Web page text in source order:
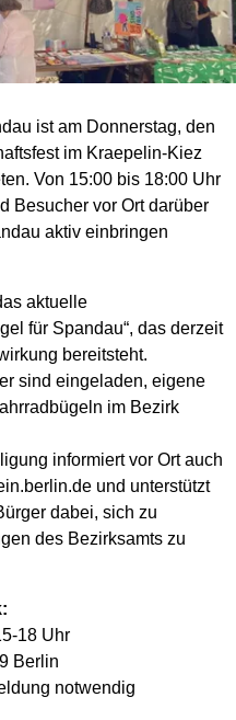
ist am Donnerstag, den
im Kraepelin-Kiez
Von 15:00 bis 18:00 Uhr
Besucher vor Ort darüber
aktiv einbringen
aktuelle
für Spandau“, das derzeit
bereitsteht.
sind eingeladen, eigene
im Bezirk
informiert vor Ort auch
und unterstützt
dabei, sich zu
des Bezirksamts zu
18 Uhr
Berlin
notwendig